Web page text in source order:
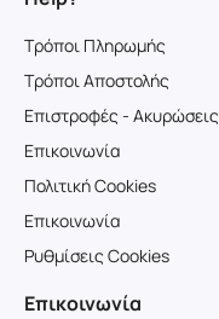
Τρόποι Πληρωμής
Τρόποι Αποστολής
Επιστροφές - Ακυρώσεις
Επικοινωνία
Πολιτική Cookies
Επικοινωνία
Ρυθμίσεις Cookies
Επικοινωνία